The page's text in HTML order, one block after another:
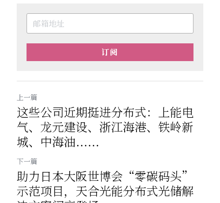
订阅
上一篇
这些公司近期挺进分布式：上能电
气、龙元建设、浙江海港、铁岭新
城、中海油......
下一篇
助力日本大阪世博会“零碳码头”
示范项目，天合光能分布式光储解